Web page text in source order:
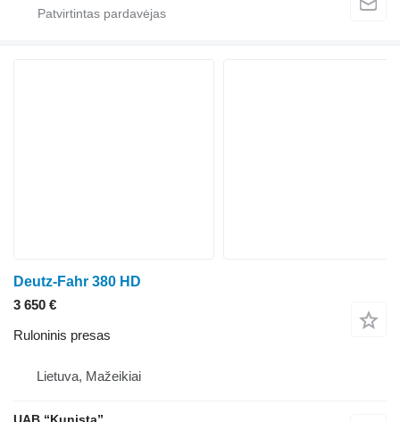
Deutz-Fahr 380 HD
3 650 €
Ruloninis presas
Lietuva, Mažeikiai